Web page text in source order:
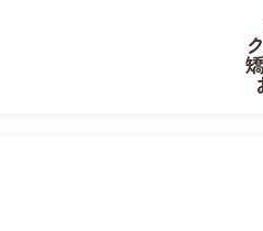
ても受けられる。詰め物による影響